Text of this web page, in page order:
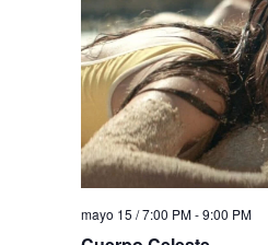
mayo 15 / 7:00 PM-9:00 PM